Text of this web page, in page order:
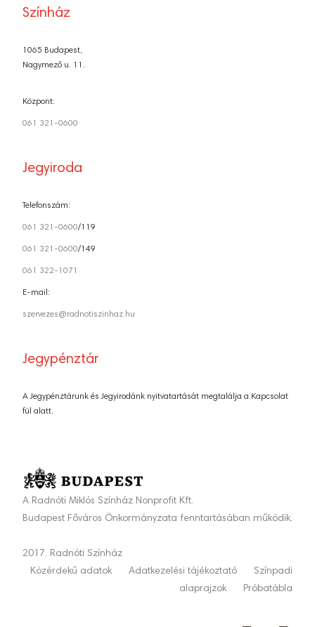
Színház
1065 Budapest,
Nagymező u. 11.
Központ:
061 321-0600
Jegyiroda
Telefonszám:
061 321-0600/119
061 321-0600/149
061 322-1071
E-mail:
szervezes@radnotiszinhaz.hu
Jegypénztár
A Jegypénztárunk és Jegyirodánk nyitvatartását megtalálja a Kapcsolat
fül alatt.
A Radnóti Miklós Színház Nonprofit Kft.
Budapest Főváros Önkormányzata fenntartásában működik.
2017. Radnóti Színház
Közérdekű adatok
Adatkezelési tájékoztató
Színpadi
alaprajzok
Próbatábla